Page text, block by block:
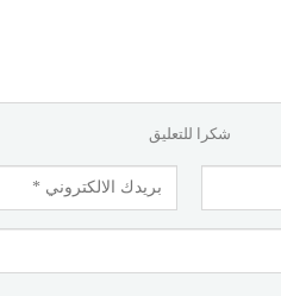
شكرا للتعليق